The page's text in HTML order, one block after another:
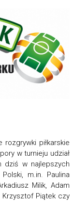
rozgrywki piłkarskie
w turnieju udział
dziś w najlepszych
m.in. Paulina
Milik, Adam
Krzysztof Piątek czy